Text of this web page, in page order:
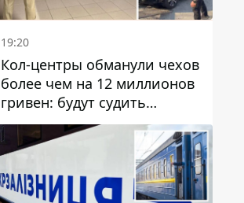
19:20
Кол-центры обманули чехов
более чем на 12 миллионов
гривен: будут судить
днепрянина,
организовавшего
транснациональную
преступную организацию